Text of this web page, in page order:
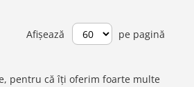
Afișează pe pagină
pentru că îți oferim foarte multe